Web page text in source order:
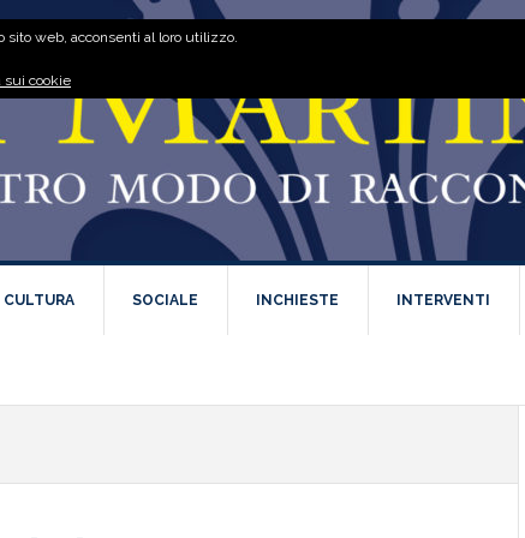
CULTURA SOCIALE INCHIESTE INTERVENTI
web, acconsenti al loro utilizzo.
sui cookie